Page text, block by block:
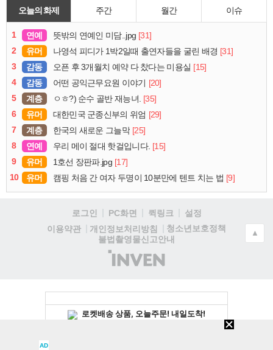
오늘의 화제 주간 월간 이슈
1 연예 뜻밖의 연예인 미담..jpg [31]
2
유머 나영석 피디가 1박2일때 출연자들을 굴린 배경 [31]
3
감동 오픈 후 3개월치 예약 다 찼다는 미용실 [15]
4
감동 어떤 공익근무요원 이야기 [20]
5
계층 ㅇㅎ?) 순수 골반 재능녀. [35]
6
유머 대한민국 군종신부의 위엄 [29]
7
계층 한국의 새로운 그늘막 [25]
8
연예 우리 메이 절대 핫걸입니다. [15]
9
유머 1호선 장판파.jpg [17]
10
유머 캠핑 처음 간 여자 두명이 10분만에 텐트 치는 법 [9]
로그인 PC화면 퀵링크
설정
이용약관
개인정보처리방침
청소년보호정책
불법촬영물신고안내
(주)
인
▲
AD